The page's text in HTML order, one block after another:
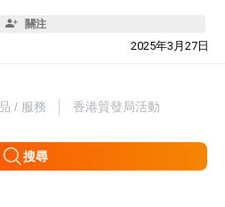
關注
2025年3月27日
/ 服務 香港貿發局活動
搜尋